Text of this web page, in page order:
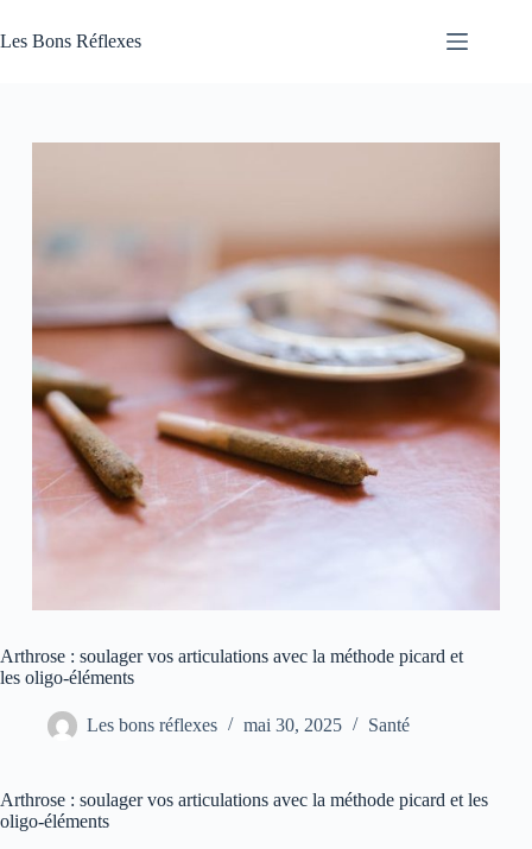
au
contenu
Les Bons Réflexes
Arthrose : soulager vos articulations avec la méthode picard et
les oligo-éléments
Les bons réflexes mai 30, 2025 Santé
Arthrose : soulager vos articulations avec la méthode picard et les
oligo-éléments